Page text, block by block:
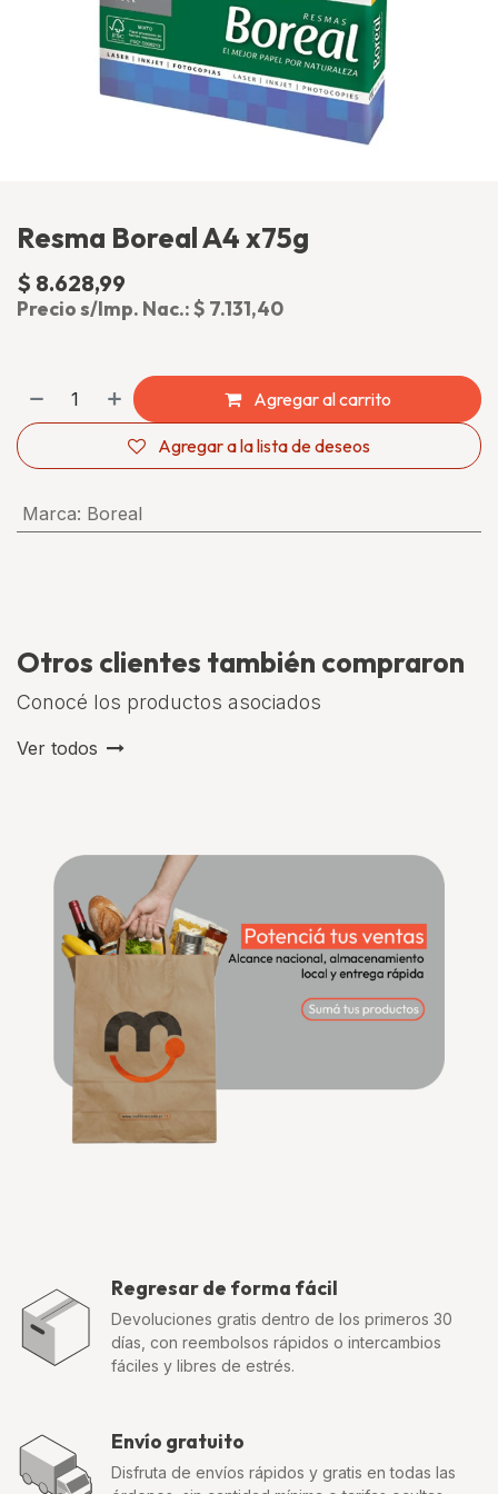
Resma Boreal A4 x75g
$ 8.628,99
Precio s/Imp. Nac.:$ 7.131,40
Agregar al carrito
Agregar a la lista de deseos
Marca: Boreal
Otros clientes también compraron
Conocé los productos asociados
Ver todos
Regresar de forma fácil
Devoluciones gratis dentro de los primeros 30
días, con reembolsos rápidos o intercambios
fáciles y libres de estrés.
Envío gratuito
Disfruta de envíos rápidos y gratis en todas las